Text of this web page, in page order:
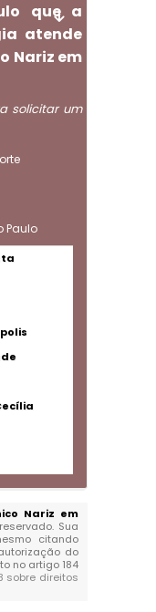
que a
atende
Nariz em
solicitar um
Paulo
Nariz em
Sua
citando
do
no artigo 184
sobre direitos